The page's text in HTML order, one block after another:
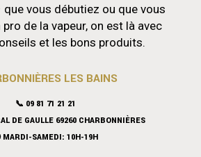
vous débutiez ou que vous
de la vapeur, on est là avec
et les bons produits.
LES BAINS
📞 09 81 71 21 21
DE GAULLE 69260 CHARBONNIÈRES
MARDI-SAMEDI: 10H-19H